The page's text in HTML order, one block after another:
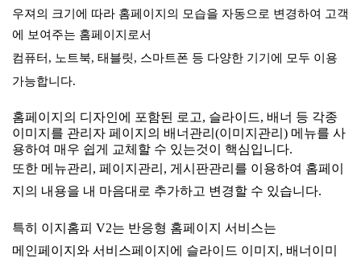
우져의 크기에 따라 홈페이지의 모습을 자동으로 변경하여 고객
에 보여주는 홈페이지로서
컴퓨터, 노트북, 태블릿, 스마트폰 등 다양한 기기에 모두 이용
가능합니다.
홈페이지의 디자인에 포함된 로고, 슬라이드, 배너 등 각종
이미지를 관리자 페이지의 배너관리(이미지관리) 메뉴를 사
용하여 매우 쉽게 교체할 수 있는것이 핵심입니다.
또한 메뉴관리, 페이지관리, 게시판관리를 이용하여 홈페이
지의 내용을 내 마음대로 추가하고 변경할 수 있습니다.
특히 이지홈피 V2는 반응형 홈페이지 서비스는
메인페이지와 서비스페이지에 슬라이드 이미지, 배너이미